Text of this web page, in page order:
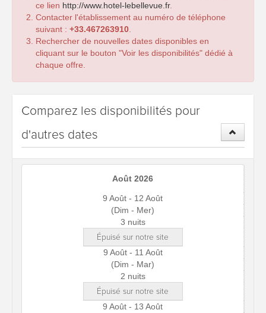
ce lien http://www.hotel-lebellevue.fr.
Contacter l'établissement au numéro de téléphone
suivant : +33.467263910
Rechercher de nouvelles dates disponibles en
cliquant sur le bouton "Voir les disponibilités" dédié à
chaque offre.
Comparez les disponibilités pour
d'autres dates
Août 2026
9 Août - 12 Août
(Dim - Mer)
3 nuits
Épuisé sur notre site
9 Août - 11 Août
(Dim - Mar)
2 nuits
Épuisé sur notre site
9 Août - 13 Août